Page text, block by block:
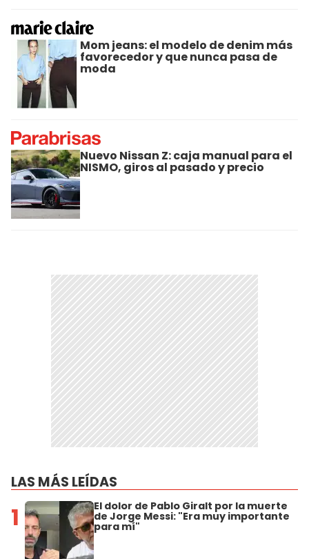
Mom jeans: el modelo de denim más
favorecedor y que nunca pasa de
moda
Nuevo Nissan Z: caja manual para el
NISMO, giros al pasado y precio
LAS MÁS LEÍDAS
1 El dolor de Pablo Giralt por la muerte
de Jorge Messi: "Era muy importante
para mí"